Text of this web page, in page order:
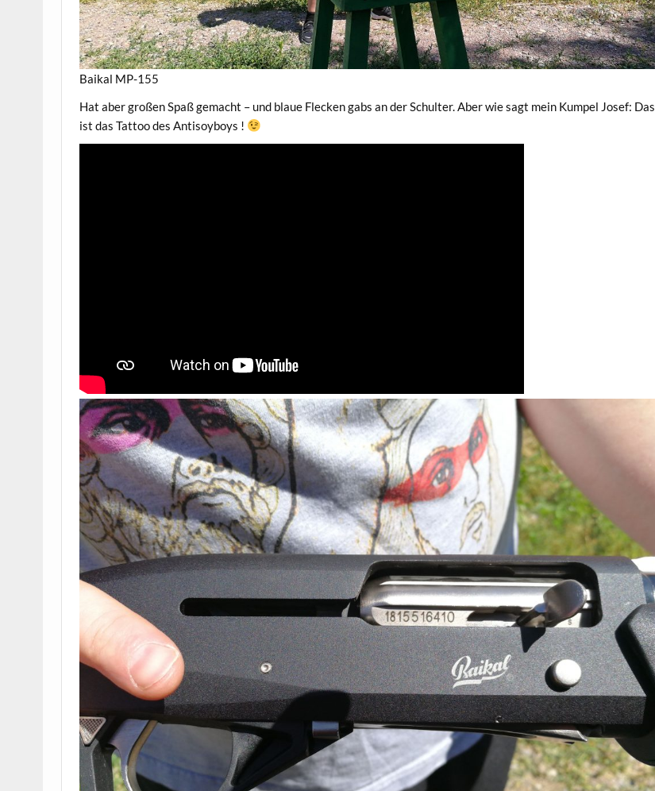
Baikal MP-155
Hat aber großen Spaß gemacht – und blaue Flecken gabs an der Schulter. Aber wie sagt mein Kumpel Josef: Das
ist das Tattoo des Antisoyboys !